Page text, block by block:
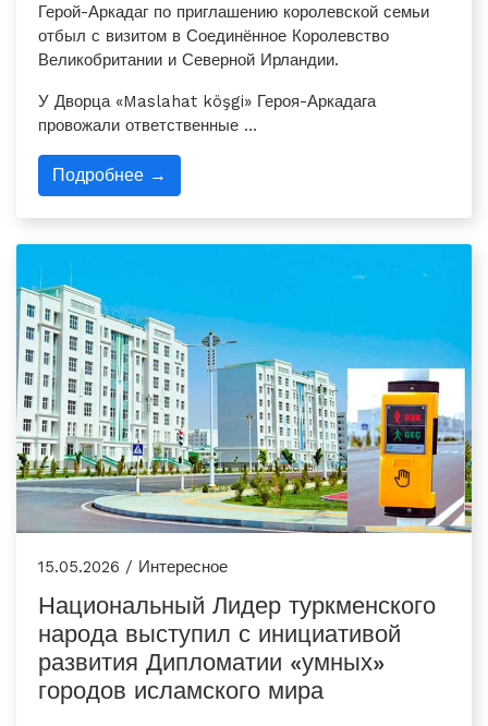
Герой-Аркадаг по приглашению королевской семьи
отбыл с визитом в Соединённое Королевство
Великобритании и Северной Ирландии.
У Дворца «Maslahat köşgi» Героя-Аркадага
провожали ответственные …
Подробнее →
15.05.2026 / Интересное
Национальный Лидер туркменского
народа выступил с инициативой
развития Дипломатии «умных»
городов исламского мира